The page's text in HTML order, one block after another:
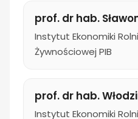
prof. dr hab.
Instytut Ekonomiki
Żywnościowej PIB
prof. dr hab.
Instytut Ekonomiki